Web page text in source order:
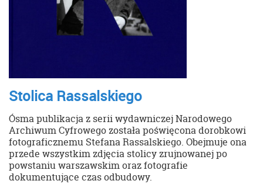
Stolica Rassalskiego
Ósma publikacja z serii wydawniczej Narodowego
Archiwum Cyfrowego została poświęcona dorobkowi
fotograficznemu Stefana Rassalskiego. Obejmuje ona
przede wszystkim zdjęcia stolicy zrujnowanej po
powstaniu warszawskim oraz fotografie
dokumentujące czas odbudowy.